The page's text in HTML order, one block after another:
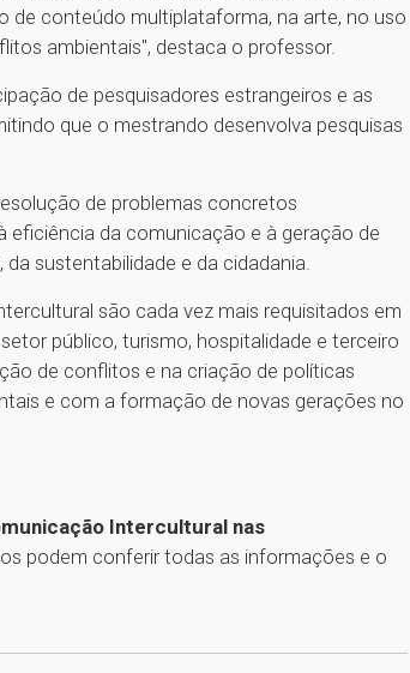
de conteúdo multiplataforma, na arte, no uso
ambientais", destaca o professor.
de pesquisadores estrangeiros e as
que o mestrando desenvolva pesquisas
de problemas concretos
eficiência da comunicação e à geração de
sustentabilidade e da cidadania.
são cada vez mais requisitados em
público, turismo, hospitalidade e terceiro
de conflitos e na criação de políticas
e com a formação de novas gerações no
Intercultural nas
podem conferir todas as informações e o